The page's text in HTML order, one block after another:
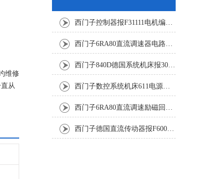
维修
从
西门子控制器报F31111电机编码器坏修复解决
西门子6RA80直流调速器电路板坏销售修理单位
西门子840D德国系统机床报300501修复解决
西门子数控系统机床611电源模块灯不显示修复解决
西门子6RA80直流调速励磁回路坏报F60005修复排除
西门子德国直流传动器报F60067高温报警修复排除方法